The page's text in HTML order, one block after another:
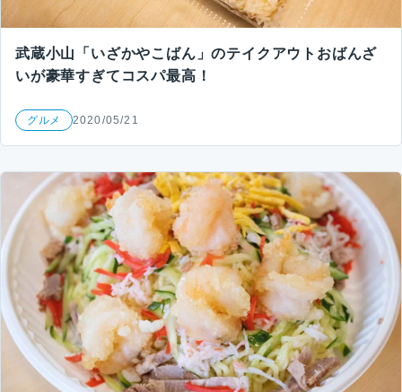
武蔵小山「いざかやこばん」のテイクアウトおばんざ
いが豪華すぎてコスパ最高！
グルメ 2020/05/21